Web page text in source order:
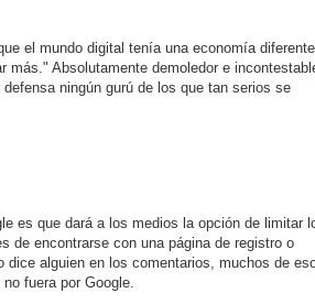
el mundo digital tenía una economía
más." Absolutamente demoledor e
ningún gurú de los que tan serios se
es que dará a los medios la opción de limitar
de encontrarse con una página de registro o
dice alguien en los comentarios, muchos de
fuera por Google.